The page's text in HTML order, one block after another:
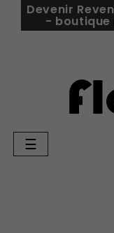
Devenir
- boutique
Basculer
la
☰